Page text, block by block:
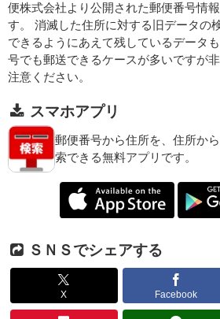
便株式会社より公開された郵便番号情
す。 消滅した住所に対する旧データの
できるようにあえて残しているデータ
号でも郵送できるケースが多いですが
注意ください。
スマホアプリ
郵便番号から住所を、住所か
索できる無料アプリです。
ＳＮＳでシェアする
X Facebook